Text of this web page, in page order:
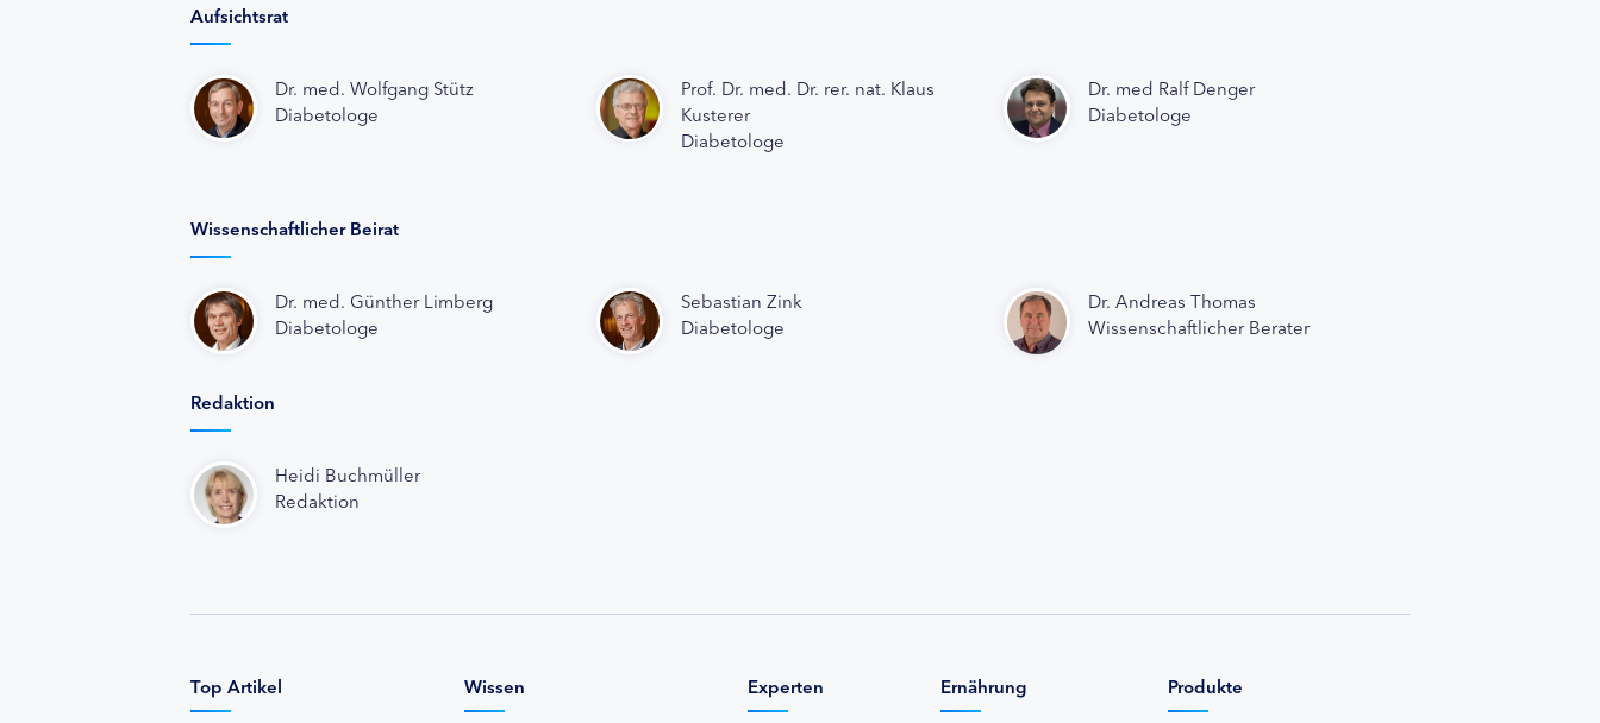
Aufsichtsrat
Dr. med. Wolfgang Stütz
Diabetologe
Prof. Dr. med. Dr. rer. nat. Klaus
Kusterer
Diabetologe
Dr. med Ralf Denger
Diabetologe
Wissenschaftlicher Beirat
Dr. med. Günther Limberg
Diabetologe
Sebastian Zink
Diabetologe
Dr. Andreas Thomas
Wissenschaftlicher Berater
Redaktion
Heidi Buchmüller
Redaktion
Top Artikel Wissen Experten Ernährung Produkte